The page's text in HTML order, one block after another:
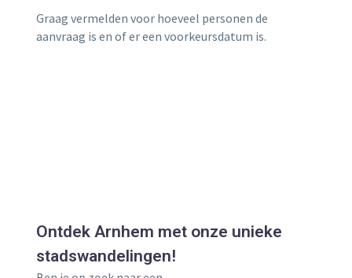
Graag vermelden voor hoeveel personen de
aanvraag is en of er een voorkeursdatum is.
Ontdek Arnhem met onze unieke
stadswandelingen!